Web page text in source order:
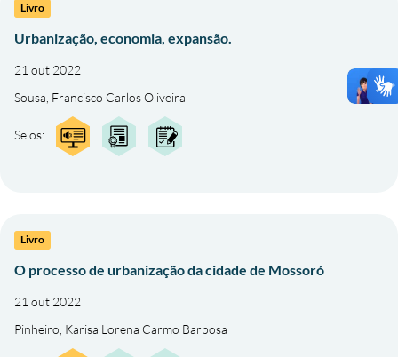
Livro
Urbanização, economia, expansão.
21 out 2022
Sousa, Francisco Carlos Oliveira
Selos:
Livro
O processo de urbanização da cidade de Mossoró
21 out 2022
Pinheiro, Karisa Lorena Carmo Barbosa